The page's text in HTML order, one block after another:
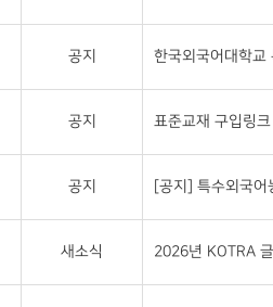
공지 한국외국어대학교
공지 표준교재 구입링
공지 [공지] 특수외국
새소식 2026년 KOTRA